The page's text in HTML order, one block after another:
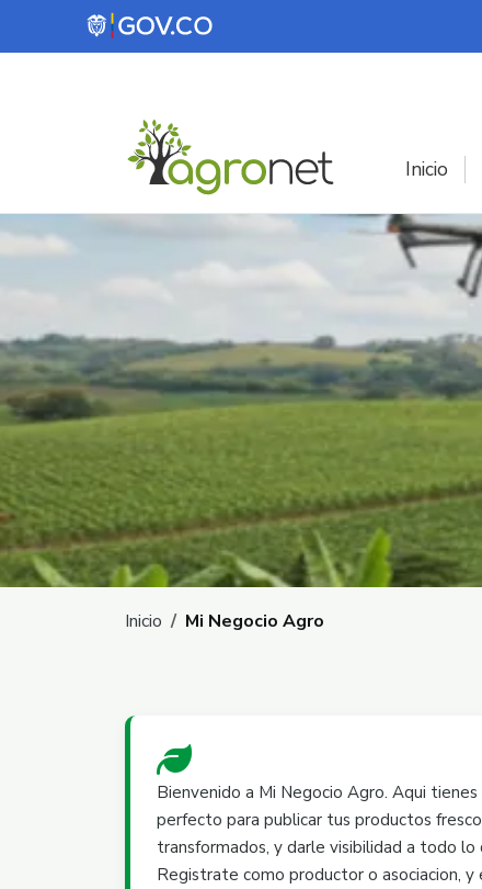
Pasar al contenido principal
Inicio
Ruta de navegación
Inicio Mi Negocio Agro
Bienvenido a Mi Negocio Agro. Aqui tienes
perfecto para publicar tus productos
transformados, y darle visibilidad a todo lo
Registrate como productor o asociacion, y